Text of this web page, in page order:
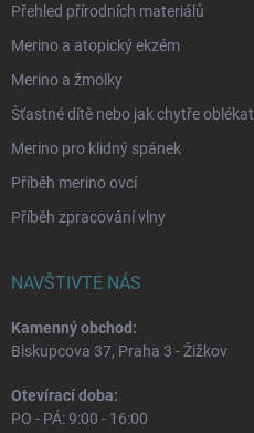
Přehled přírodních materiálů
Merino a atopický ekzém
Merino a žmolky
Šťastné dítě nebo jak chytře
Merino pro klidný spánek
Příběh merino ovcí
Příběh zpracování vlny
NAVŠTIVTE NÁS
Kamenný obchod:
Biskupcova 37, Praha 3 - Žižkov
Otevírací doba:
PO - PÁ: 9:00 - 16:00